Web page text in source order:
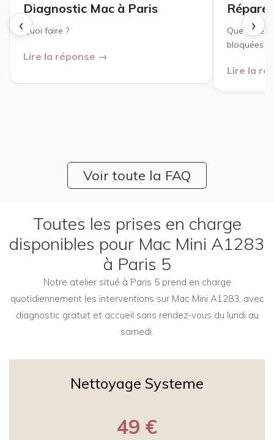
‹ ›
Diagnostic Mac à Paris
Quoi faire ?
Lire la réponse →
Que faire
bloquées ?
Lire la
Voir toute la FAQ
Toutes les prises en charge
disponibles pour Mac Mini A1283
à Paris 5
Notre atelier situé à Paris 5 prend en charge
quotidiennement les interventions sur Mac Mini A1283, avec
diagnostic gratuit et accueil sans rendez-vous du lundi au
samedi.
Nettoyage Systeme
49 €